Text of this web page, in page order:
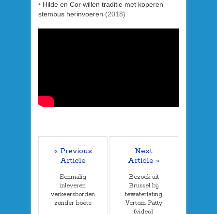
• Hilde en Cor willen traditie met koperen
stembus herinvoeren (2018)
« Previous
Article
Eenmalig
inleveren
verkeersborden
zonder boete
Next
Article »
Bezoek uit
Brussel bij
tewaterlating
Vertom Patty
(video)